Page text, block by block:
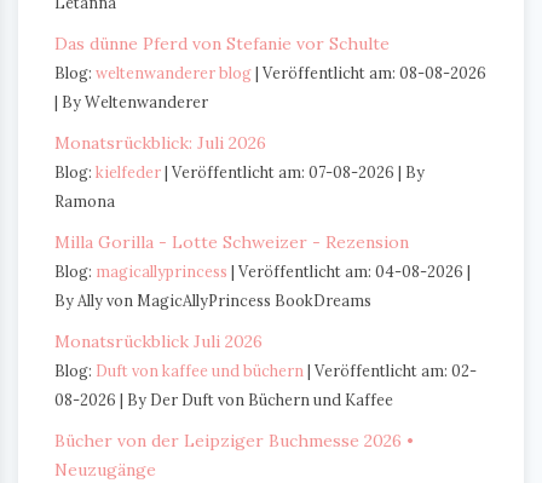
Das dünne Pferd von Stefanie vor Schulte
Blog: weltenwanderer blog Veröffentlicht am: 08-08-2026
By Weltenwanderer
Monatsrückblick: Juli 2026
Blog: kielfeder Veröffentlicht am: 07-08-2026
By
Ramona
Milla Gorilla - Lotte Schweizer - Rezension
Blog: magicallyprincess
Veröffentlicht am: 04-08-2026
By Ally von MagicAllyPrincess BookDreams
Monatsrückblick Juli 2026
Blog: Duft von kaffee und büchern
Veröffentlicht am: 02-
08-2026
By Der Duft von Büchern und Kaffee
Bücher von der Leipziger Buchmesse 2026 •
Neuzugänge